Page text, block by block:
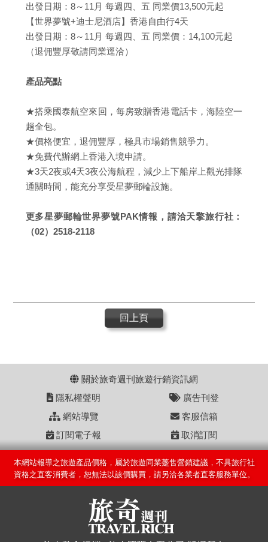
出發日期：8～11月 每週四、五 同業價13,500元起
【世界夢號+迪士尼酒店】香港自由行4天
出發日期：8～11月 每週四、五 同業價：14,100元起
（退佣豐厚敬請同業逕洽）
產品亮點
★搭乘國泰航空來回，每房致贈香港電話卡，海陸空一
趟全包。
★價格便宜，退佣豐厚，極具市場銷售競爭力。
★免費代辦網上香港入境申請。
★3天2夜或4天3夜公海航程，減少上下船岸上觀光排隊
通關時間，能充分享受星夢郵輪設施。
更多星夢郵輪世界夢號PAK情報，請洽天擎旅行社：
（02）2518-2118
回上頁
關於旅奇週刊旅遊行銷資訊網
隱私權聲明
廣告刊登
網站導覽
客服信箱
訂閱電子報
取消訂閱
本網站報導之旅遊產品價格，屬於旅遊同業躉售營銷建議，不具旅行社
資格之直客消費者，恕無法以該價購買，請另洽各業者直客服務單位。